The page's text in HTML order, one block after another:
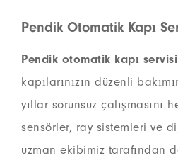
Pendik Otomatik Kapı
Pendik otomatik kapı servisi
kapılarınızın düzenli
yıllar sorunsuz çalışmasını
sensörler, ray sistemleri ve
uzman ekibimiz tarafından